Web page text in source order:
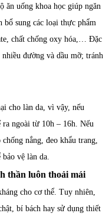
ăn uống khoa học giúp ngăn
sung các loại thực phẩm
chất chống oxy hóa,… Đặc
đường và dầu mỡ; tránh
cho làn da, vì vậy, nếu
ra ngoài từ 10h – 16h. Nếu
nắng, đeo khẩu trang,
vệ làn da.
thần luôn thoải mái
cho cơ thể. Tuy nhiên,
bí bách hay sử dụng thiết